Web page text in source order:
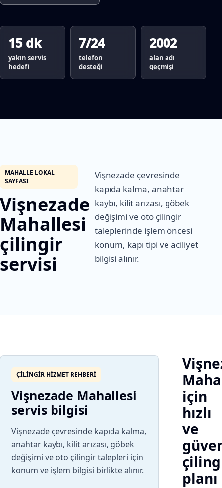
15 dk
yakın servis
hedefi
7/24
telefon
desteği
2002
alan adı
geçmişi
MAHALLE LOKAL
SAYFASI
Vişnezade
Mahallesi
çilingir
servisi
Vişnezade çevresinde
kapıda kalma, anahtar
kaybı, kilit arızası, göbek
değişimi ve oto çilingir
taleplerinde işlem öncesi
konum, kapı tipi ve aciliyet
bilgisi alınır.
ÇILINGIR HIZMET REHBERI
Vişnezade Mahallesi
servis bilgisi
Vişnezade çevresinde kapıda kalma,
anahtar kaybı, kilit arızası, göbek
değişimi ve oto çilingir talepleri için
konum ve işlem bilgisi birlikte alınır.
için
hızlı
ve
planı